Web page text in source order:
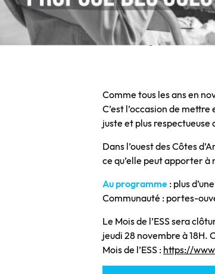
Comme tous les ans en
C’est l’occasion de
juste et plus respectueuse
Dans l’ouest des Côtes
ce qu’elle peut apporter
Au programme : plus
Communauté : portes-
Le Mois de l’ESS sera
jeudi 28 novembre à 18H.
Mois de l’ESS : https://